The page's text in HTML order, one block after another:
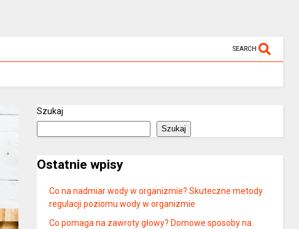
SEARCH
Szukaj
Szukaj
Ostatnie wpisy
Co na nadmiar wody w organizmie? Skuteczne metody
regulacji poziomu wody w organizmie
Co pomaga na zawroty głowy? Domowe sposoby na